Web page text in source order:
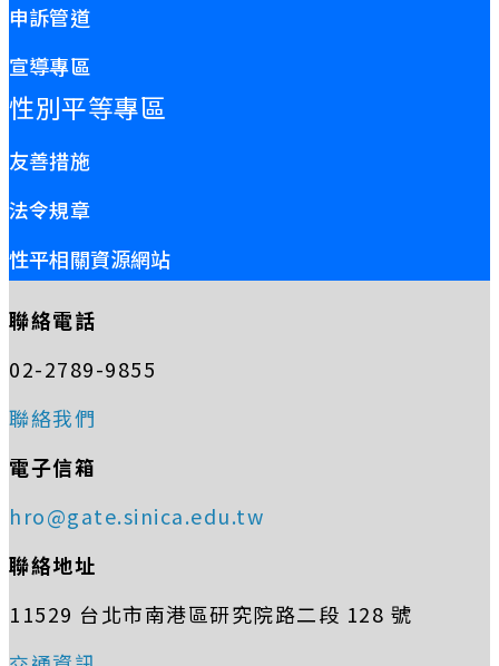
申訴管道
宣導專區
性別平等專區
友善措施
法令規章
性平相關資源網站
聯絡電話
02-2789-9855
聯絡我們
電子信箱
hro@gate.sinica.edu.tw
聯絡地址
11529 台北市南港區研究院路二段 128 號